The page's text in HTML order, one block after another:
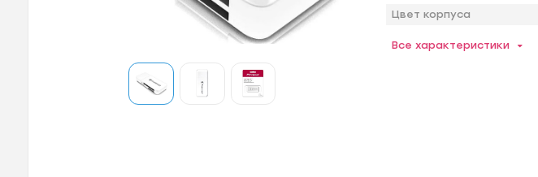
Цвет корпуса
Все характеристики